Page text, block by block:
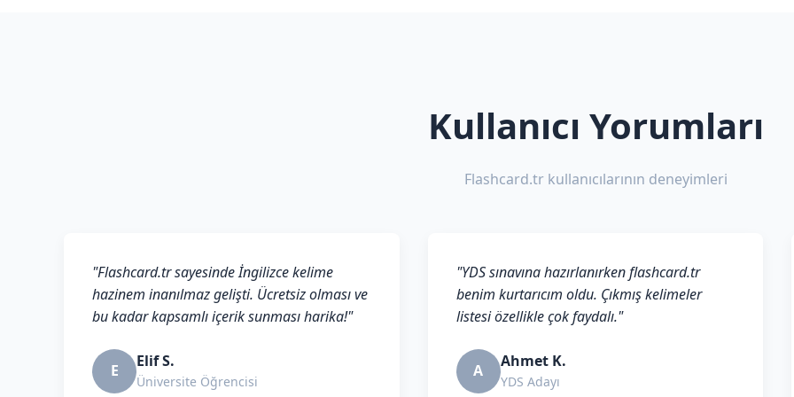
Kullanıcı Yorumları
Flashcard.tr kullanıcılarının deneyimleri
"Flashcard.tr sayesinde İngilizce kelime
hazinem inanılmaz gelişti. Ücretsiz olması ve
bu kadar kapsamlı içerik sunması harika!"
E Elif S.
Üniversite Öğrencisi
"YDS sınavına hazırlanırken flashcard.tr
benim kurtarıcım oldu. Çıkmış kelimeler
listesi özellikle çok faydalı."
A Ahmet K.
YDS Adayı